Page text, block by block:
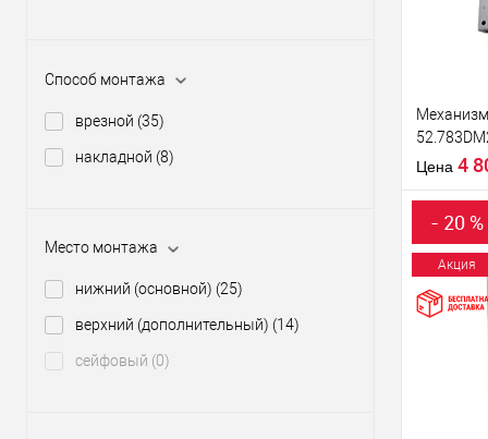
Способ монтажа
врезной (35)
накладной (8)
Место монтажа
нижний (основной) (25)
верхний (дополнительный) (14)
сейфовый (0)
В
Страна
Статус
ключ
Цена 4
Купить
В
- 20 %
Акция